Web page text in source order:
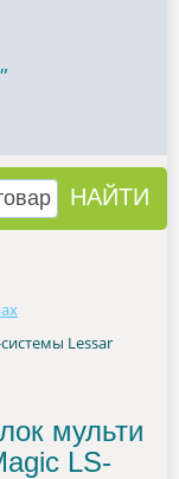
Lessar
мульти
LS-